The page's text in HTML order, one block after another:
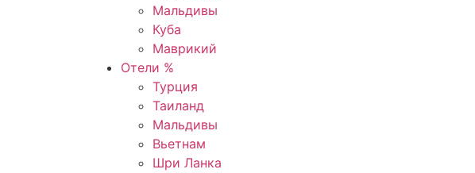
Мальдивы
Куба
Маврикий
Отели %
Турция
Таиланд
Мальдивы
Вьетнам
Шри Ланка